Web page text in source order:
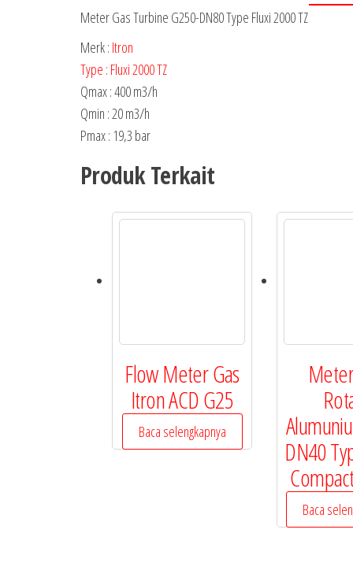
Meter Gas Turbine G250-DN80 Type Fluxi 2000 TZ
Merk : Itron
Type : Fluxi 2000 TZ
Qmax : 400 m3/h
Qmin : 20 m3/h
Pmax : 19,3 bar
Produk Terkait
Flow Meter Gas
Itron ACD G25
Baca selengkapnya
DN40
Baca